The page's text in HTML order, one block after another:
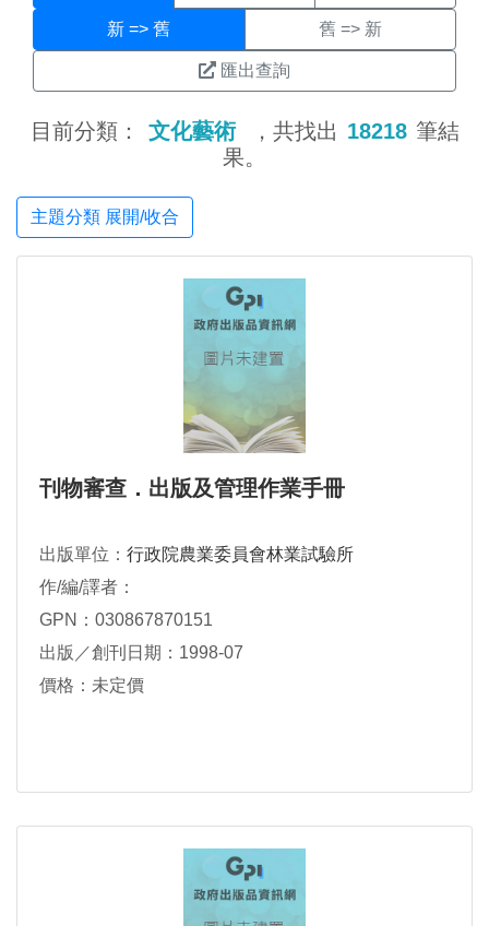
新 => 舊 舊 => 新
匯出查詢
目前分類： 文化藝術 ，共找出 18218 筆結
果。
主題分類 展開/收合
刊物審查．出版及管理作業手冊
出版單位： 行政院農業委員會林業試驗所
作/編/譯者：
GPN：030867870151
出版／創刊日期：1998-07
價格：未定價